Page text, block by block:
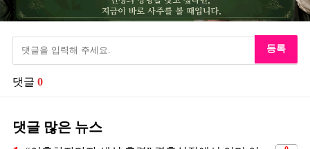
등록
댓글 0
댓글 많은 뉴스